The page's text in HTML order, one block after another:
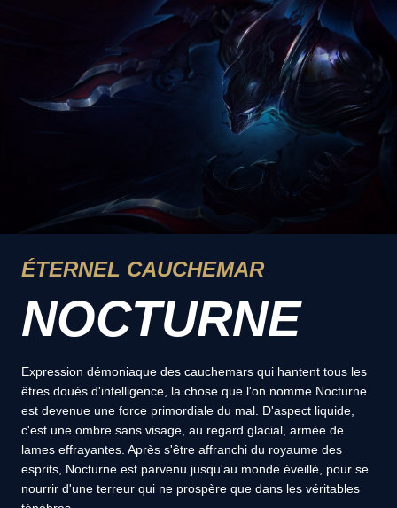
ÉTERNEL CAUCHEMAR
NOCTURNE
Expression démoniaque des cauchemars qui hantent tous les
êtres doués d'intelligence, la chose que l'on nomme Nocturne
est devenue une force primordiale du mal. D'aspect liquide,
c'est une ombre sans visage, au regard glacial, armée de
lames effrayantes. Après s'être affranchi du royaume des
esprits, Nocturne est parvenu jusqu'au monde éveillé, pour se
nourrir d'une terreur qui ne prospère que dans les véritables